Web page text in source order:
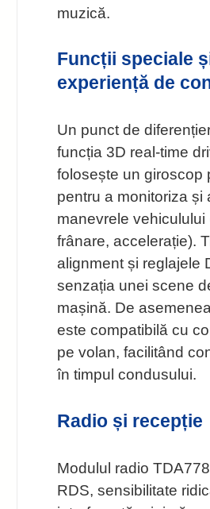
muzică.
Funcții speciale
experiență de
Un punct de
funcția 3D real-time
folosește un giroscop
pentru a monitoriza și
manevrele vehiculului
frânare, accelerație).
alignment și reglajele
senzația unei scene
mașină. De
este compatibilă cu
pe volan, facilitând
în timpul condusului.
Radio și recepție
Modulul radio
RDS, sensibilitate